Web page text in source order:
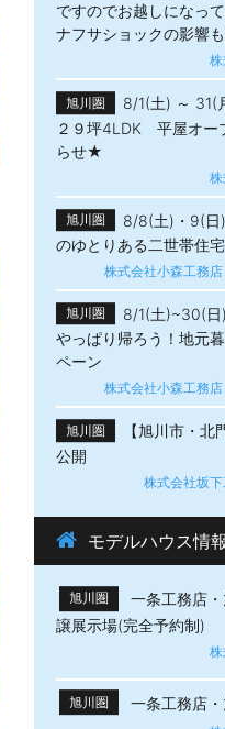
ですのでお越しになって
ナフサショックの影響も
旭川圏
8/1(土) ～
２９坪4LDK 平屋オー
らせ★
旭川圏
8/8(土)・9(日
のゆとりある二世帯住宅
株式会社小森工務
旭川圏
8/1(土)~30(日
やっぱり帰ろう！地元
ペーン
株式会社小森工務
旭川圏
【旭川市・北
公開
株式会社坂
モデルハウス情報
旭川圏
一条工務店
譲展示場(完全予約制)
旭川圏 一条工務店